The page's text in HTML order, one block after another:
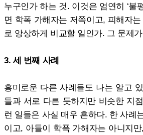
누구인가 하는 것. 이것은 엄연히 ‘불
면 학폭 가해자는 저쪽이고, 피해자
로 앙상하게 비교할 일인가. 그 문제
3. 세 번째 사례
흥미로운 다른 사례들도 나는 알고
들과 서로 다른 듯하지만 비슷한 지
런 일들은 사실 매우 흔하다. 한 사례
이고, 아들이 학폭 가해자는 아니지